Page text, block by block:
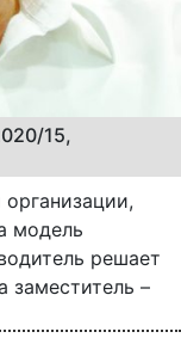
15,
модель
решает
заместитель –